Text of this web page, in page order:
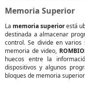
Memoria Superior
La memoria superiorestá
destinada a almacenar
control. Se divide en
memoria de video,
huecos entre la
dispositivos y algunos
bloques de memoria